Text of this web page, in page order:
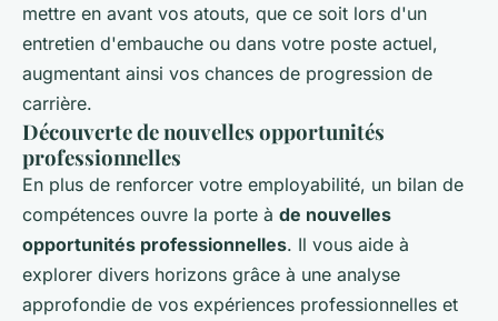
mettre en avant vos atouts, que ce soit lors d'un
entretien d'embauche ou dans votre poste actuel,
augmentant ainsi vos chances de progression de
carrière.
Découverte de nouvelles opportunités
professionnelles
En plus de renforcer votre employabilité, un bilan de
compétences ouvre la porte à de nouvelles
opportunités professionnelles. Il vous aide à
explorer divers horizons grâce à une analyse
approfondie de vos expériences professionnelles et